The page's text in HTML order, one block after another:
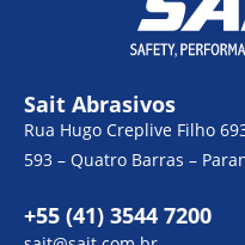
Sait Abrasivos
Rua Hugo Creplive Filho
593 – Quatro Barras –
+55 (41) 3544 7200